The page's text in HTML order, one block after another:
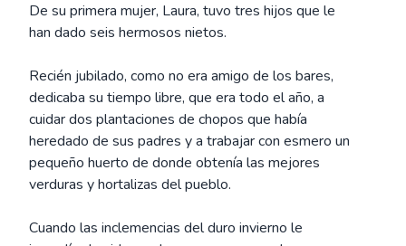
De su primera mujer, Laura, tuvo tres hijos que le
han dado seis hermosos nietos.
Recién jubilado, como no era amigo de los bares,
dedicaba su tiempo libre, que era todo el año, a
cuidar dos plantaciones de chopos que había
heredado de sus padres y a trabajar con esmero un
pequeño huerto de donde obtenía las mejores
verduras y hortalizas del pueblo.
Cuando las inclemencias del duro invierno le